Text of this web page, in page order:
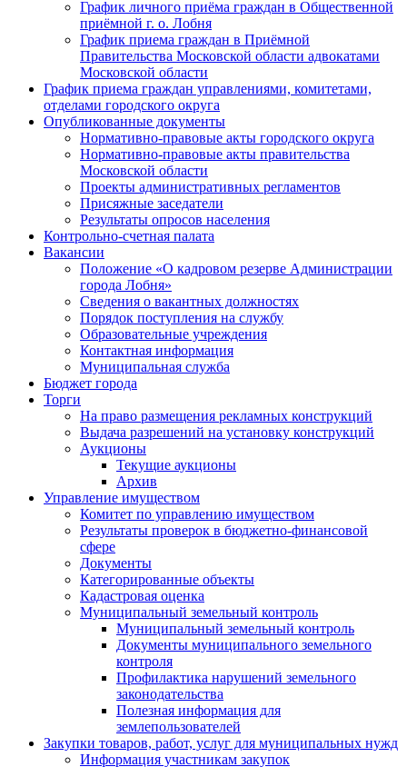
График личного приёма граждан в Общественной
приёмной г. о. Лобня
График приема граждан в Приёмной
Правительства Московской области адвокатами
Московской области
График приема граждан управлениями, комитетами,
отделами городского округа
Опубликованные документы
Нормативно-правовые акты городского округа
Нормативно-правовые акты правительства
Московской области
Проекты административных регламентов
Присяжные заседатели
Результаты опросов населения
Контрольно-счетная палата
Вакансии
Положение «О кадровом резерве Администрации
города Лобня»
Сведения о вакантных должностях
Порядок поступления на службу
Образовательные учреждения
Контактная информация
Муниципальная служба
Бюджет города
Торги
На право размещения рекламных конструкций
Выдача разрешений на установку конструкций
Аукционы
Текущие аукционы
Архив
Управление имуществом
Комитет по управлению имуществом
Результаты проверок в бюджетно-финансовой
сфере
Документы
Категорированные объекты
Кадастровая оценка
Муниципальный земельный контроль
Муниципальный земельный контроль
Документы муниципального земельного
контроля
Профилактика нарушений земельного
законодательства
Полезная информация для
землепользователей
Закупки товаров, работ, услуг для муниципальных нужд
Информация участникам закупок